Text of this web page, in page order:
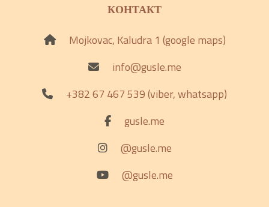
КОНТАКТ
Mojkovac, Kaludra 1 (google maps)
info@gusle.me
+382 67 467 539 (viber, whatsapp)
gusle.me
@gusle.me
@gusle.me